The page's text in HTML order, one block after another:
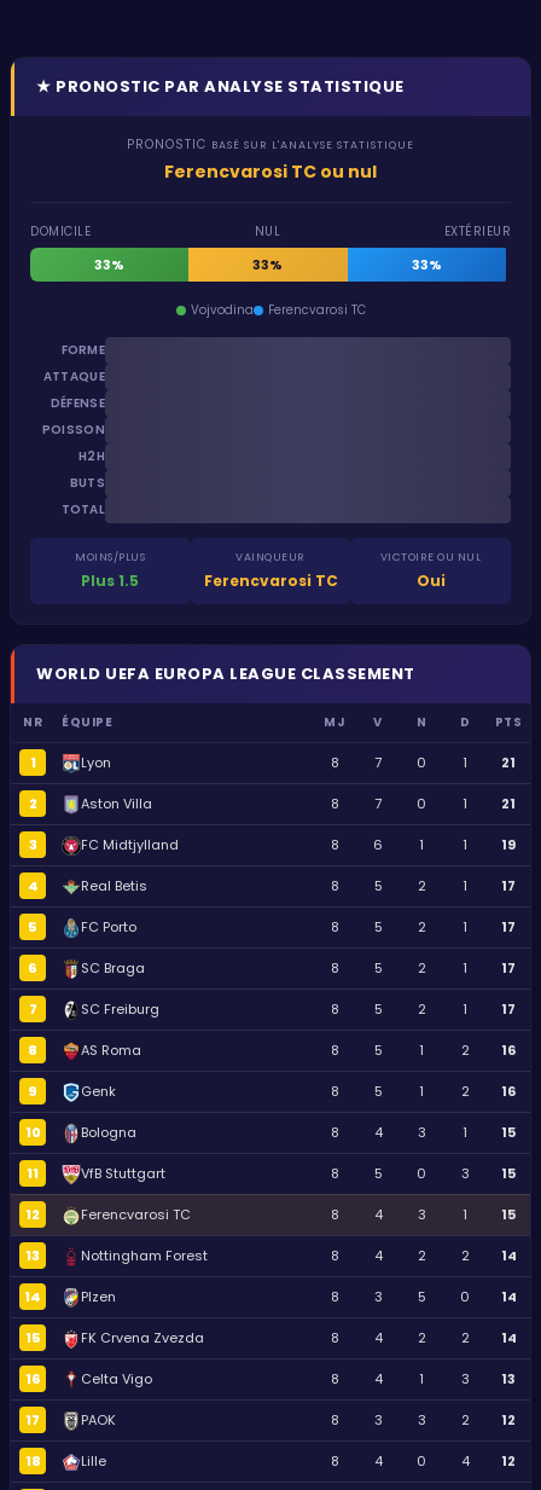
★ PRONOSTIC PAR ANALYSE STATISTIQUE
PRONOSTIC BASÉ SUR L'ANALYSE STATISTIQUE
Ferencvarosi TC ou nul
DOMICILE NUL EXTÉRIEUR
33% 33% 33%
Vojvodina Ferencvarosi TC
FORME
ATTAQUE
DÉFENSE
POISSON
H2H
BUTS
TOTAL
MOINS/PLUS
Plus 1.5
VAINQUEUR
Ferencvarosi TC
VICTOIRE OU NUL
Oui
WORLD UEFA EUROPA LEAGUE CLASSEMENT
NR ÉQUIPE MJ V N D PTS
1 Lyon 8 7 0 1 21
2 Aston Villa 8 7 0 1 21
3 FC Midtjylland 8 6 1 1 19
4 Real Betis 8 5 2 1 17
5 FC Porto 8 5 2 1 17
6 SC Braga 8 5 2 1 17
7 SC Freiburg 8 5 2 1 17
8 AS Roma 8 5 1 2 16
9 Genk 8 5 1 2 16
10 Bologna 8 4 3 1 15
11 VfB Stuttgart 8 5 0 3 15
12 Ferencvarosi TC 8 4 3 1 15
13 Nottingham Forest 8 4 2 2 14
14 Plzen 8 3 5 0 14
15 FK Crvena Zvezda 8 4 2 2 14
16 Celta Vigo 8 4 1 3 13
17 PAOK 8 3 3 2 12
18 Lille 8 4 0 4 12